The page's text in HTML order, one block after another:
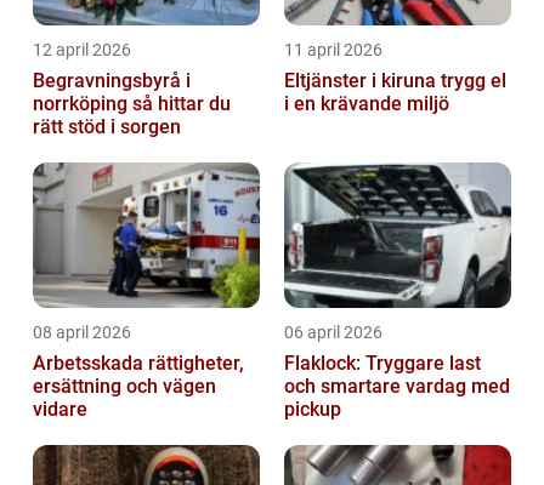
12 april 2026
Begravningsbyrå i
norrköping så hittar du
rätt stöd i sorgen
11 april 2026
Eltjänster i kiruna trygg el
i en krävande miljö
08 april 2026
Arbetsskada rättigheter,
ersättning och vägen
vidare
06 april 2026
Flaklock: Tryggare last
och smartare vardag med
pickup